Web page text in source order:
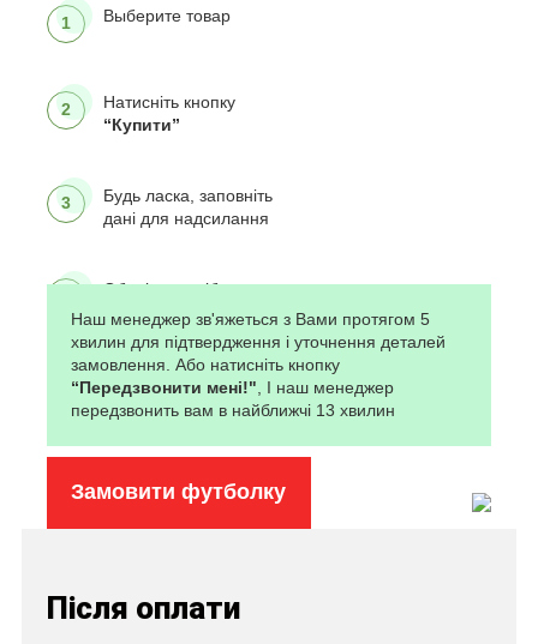
1 Выберите товар
2
Натисніть кнопку
“Купити”
3
Будь ласка, заповніть
дані для надсилання
Оберіть спосіб сплати
Натисніть кнопку
“Підтвердити
замовлення..."
Замовити футболку
Наш менеджер зв'яжеться з Вами протягом 5
хвилин для підтвердження і уточнення деталей
замовлення. Або натисніть кнопку
“Передзвонити мені!" , І наш менеджер
передзвонить вам в найближчі 13 хвилин
Після оплати